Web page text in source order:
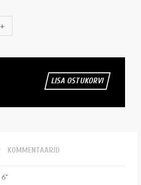
+
LISA OSTUKORVI
KOMMENTAARID
6"